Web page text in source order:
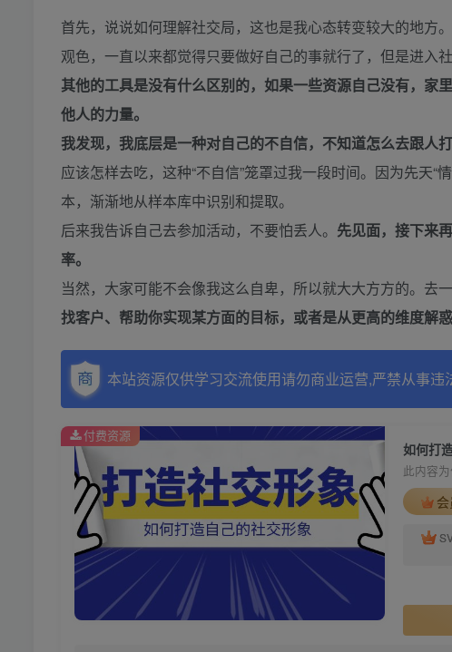
首先，说说如何理解社交局，这也是我心态转变较大的地方
观色，一直以来都觉得只要做好自己的事就行了，但是进入
其他的工具是没有什么区别的，如果一些资源自己没有，家
他人的力量。
我发现，我底层是一种对自己的不自信，不知道怎么去跟人
应该怎样去吃，这种“不自信”笼罩过我一段时间。因为先天
本，渐渐地从样本库中识别和提取。
后来我告诉自己去参加活动，不要怕丢人。 先见面，接下来
率。
当然，大家可能不会像我这么自卑，所以就大大方方的。去一
找客户、帮助你实现某方面的目标，或者是从更高的维度解
本站资源仅供学习交流使用请勿商业运营,严禁从事违
如何打
此内容
付费资源